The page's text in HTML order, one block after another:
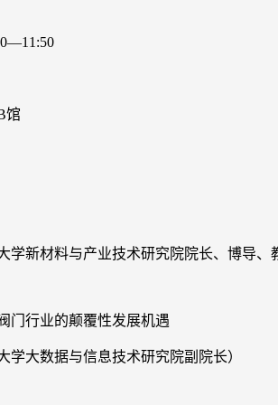
馆
学新材料与产业技术研究院院长、博导、
门行业的颠覆性发展机遇
学大数据与信息技术研究院副院长）